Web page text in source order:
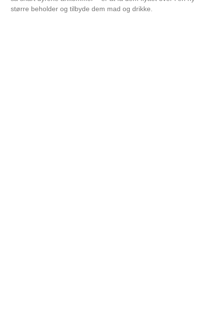
større beholder og tilbyde dem mad og drikke.